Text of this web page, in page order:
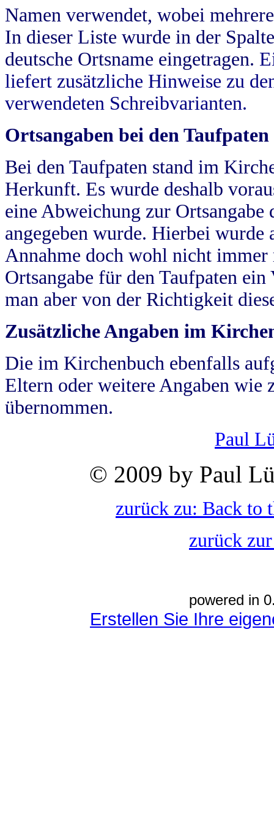
Namen verwendet, wobei
In dieser Liste wurde in der
deutsche Ortsname eingetragen.
liefert zusätzliche Hinweise zu
verwendeten Schreibvarianten.
Ortsangaben bei den Taufpaten
Bei den Taufpaten stand im
Herkunft. Es wurde deshalb
eine Abweichung zur
angegeben wurde. Hierbei wurde
Annahme doch wohl nicht
Ortsangabe für den Taufpaten
man aber von der Richtigkeit
Zusätzliche Angaben im
Die im Kirchenbuch ebenfalls
Eltern oder weitere Angaben wie
übernommen.
Paul
© 2009 by Paul
zurück zu: Back to
zurück
powered in
Erstellen Sie Ihre